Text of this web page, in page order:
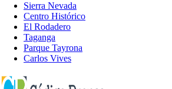
Sierra Nevada
Centro Histórico
El Rodadero
Taganga
Parque Tayrona
Carlos Vives